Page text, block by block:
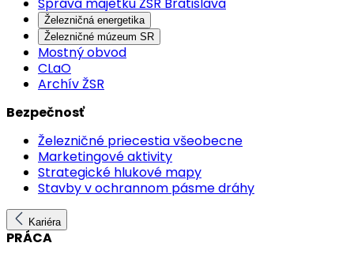
Železničná energetika
Železničné múzeum SR
Mostný obvod
CLaO
Archív ŽSR
Bezpečnosť
Železničné priecestia všeobecne
Marketingové aktivity
Strategické hlukové mapy
Stavby v ochrannom pásme dráhy
Kariéra
PRÁCA